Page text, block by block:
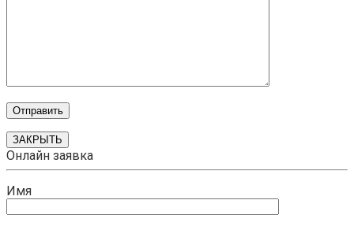
ЗАКРЫТЬ
Онлайн заявка
Имя